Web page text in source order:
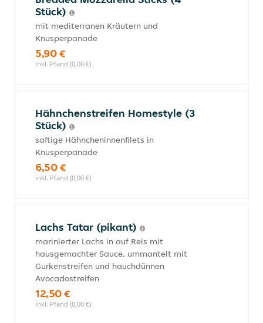
Stück)
mit mediterranen Kräutern und
Knusperpanade
5,90 €
inkl. Pfand (0,00 €)
Hähnchenstreifen Homestyle (3
Stück)
saftige Hähncheninnenfilets in
Knusperpanade
6,50 €
inkl. Pfand (0,00 €)
Lachs Tatar (pikant)
marinierter Lachs in auf Reis mit
hausgemachter Sauce, ummantelt mit
Gurkenstreifen und hauchdünnen
Avocadostreifen
12,50 €
inkl. Pfand (0,00 €)